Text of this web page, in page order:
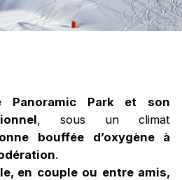
Panoramic Park et son
, sous un climat
bouffée d’oxygène à
.
en couple ou entre amis,